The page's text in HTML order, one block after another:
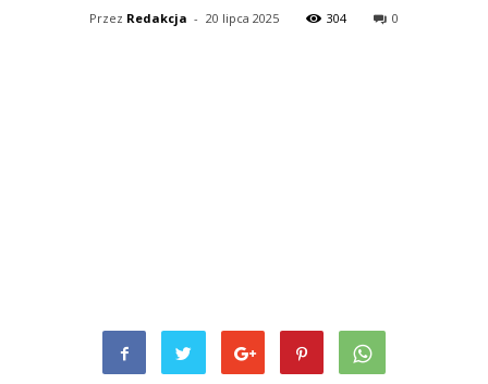
Przez Redakcja - 20 lipca 2025 304 0